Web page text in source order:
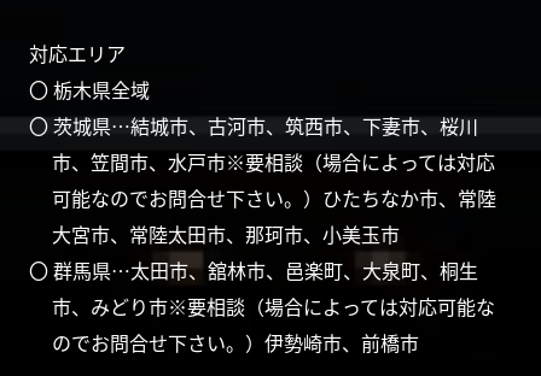
対応エリア
〇 栃木県全域
〇 茨城県…結城市、古河市、筑西市、下妻市、桜川
市、笠間市、水戸市※要相談（場合によっては対応
可能なのでお問合せ下さい。）ひたちなか市、常陸
大宮市、常陸太田市、那珂市、小美玉市
〇 群馬県…太田市、舘林市、邑楽町、大泉町、桐生
市、みどり市※要相談（場合によっては対応可能な
のでお問合せ下さい。）伊勢崎市、前橋市